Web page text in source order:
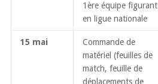
1ère équipe figurant
en ligue nationale
15 mai
Commande de
matériel (feuilles de
match, feuille de
déplacements de